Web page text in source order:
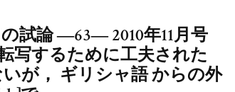
試論 ―63― 2010年11月号
写するために工夫された
が， ギリシャ語 からの外